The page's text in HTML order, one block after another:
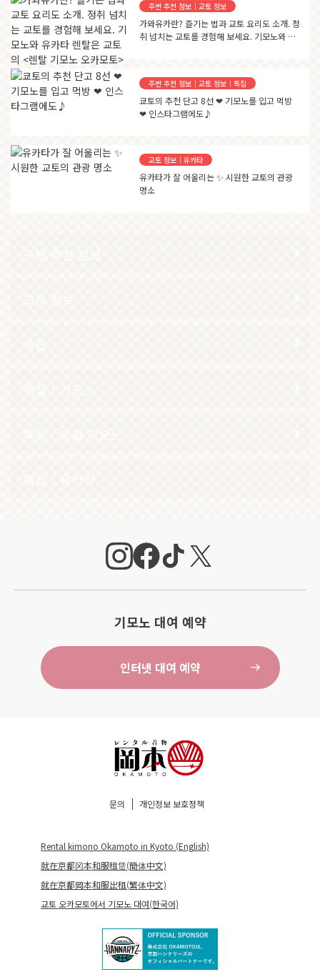
주변 추천 정보｜교토 정보
가와유카란? 즐기는 법과 교토 요리도 소개. 정
취 넘치는 교토를 경험해 보세요. 기모노와 유
주변 추천 정보｜교토 정보｜특집
쿄토의 추천 단고 8선 ❤ 기모노를 입고 먹방
❤ 인스타그램에도♪
교토 정보｜유카타
유카타가 잘 어울리는 ✨ 시원한 교토의 관광
명소
기모노 대여 예약
인터넷 대여 예약
문의 개인정보 보호정책
Rental kimono Okamoto in Kyoto (English)
就在京都冈本和服租赁(簡体中文)
就在京都岡本和服出租(繁体中文)
교토 오카모토에서 기모노 대여(한국어)